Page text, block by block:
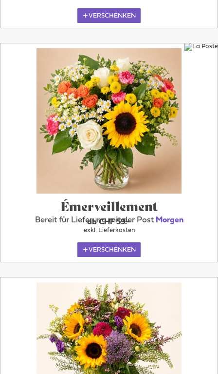
VERSCHENKEN
Émerveillement
Bereit für Lieferung mit der Post Morgen
ab CHF 59.–
exkl. Lieferkosten
VERSCHENKEN